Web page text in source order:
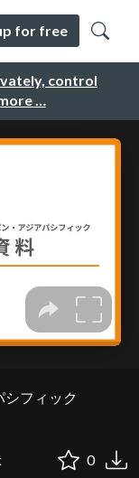
control
…
for free
フィック
0